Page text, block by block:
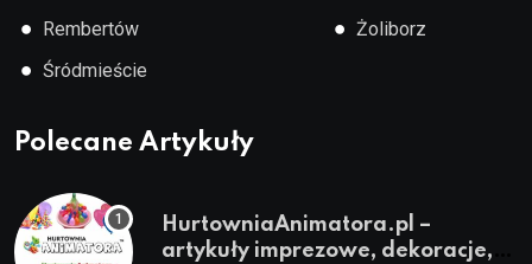
● Rembertów
● Śródmieście
● Żoliborz
Polecane Artykuły
HurtowniaAnimatora.pl –
artykuły imprezowe, dekoracje,